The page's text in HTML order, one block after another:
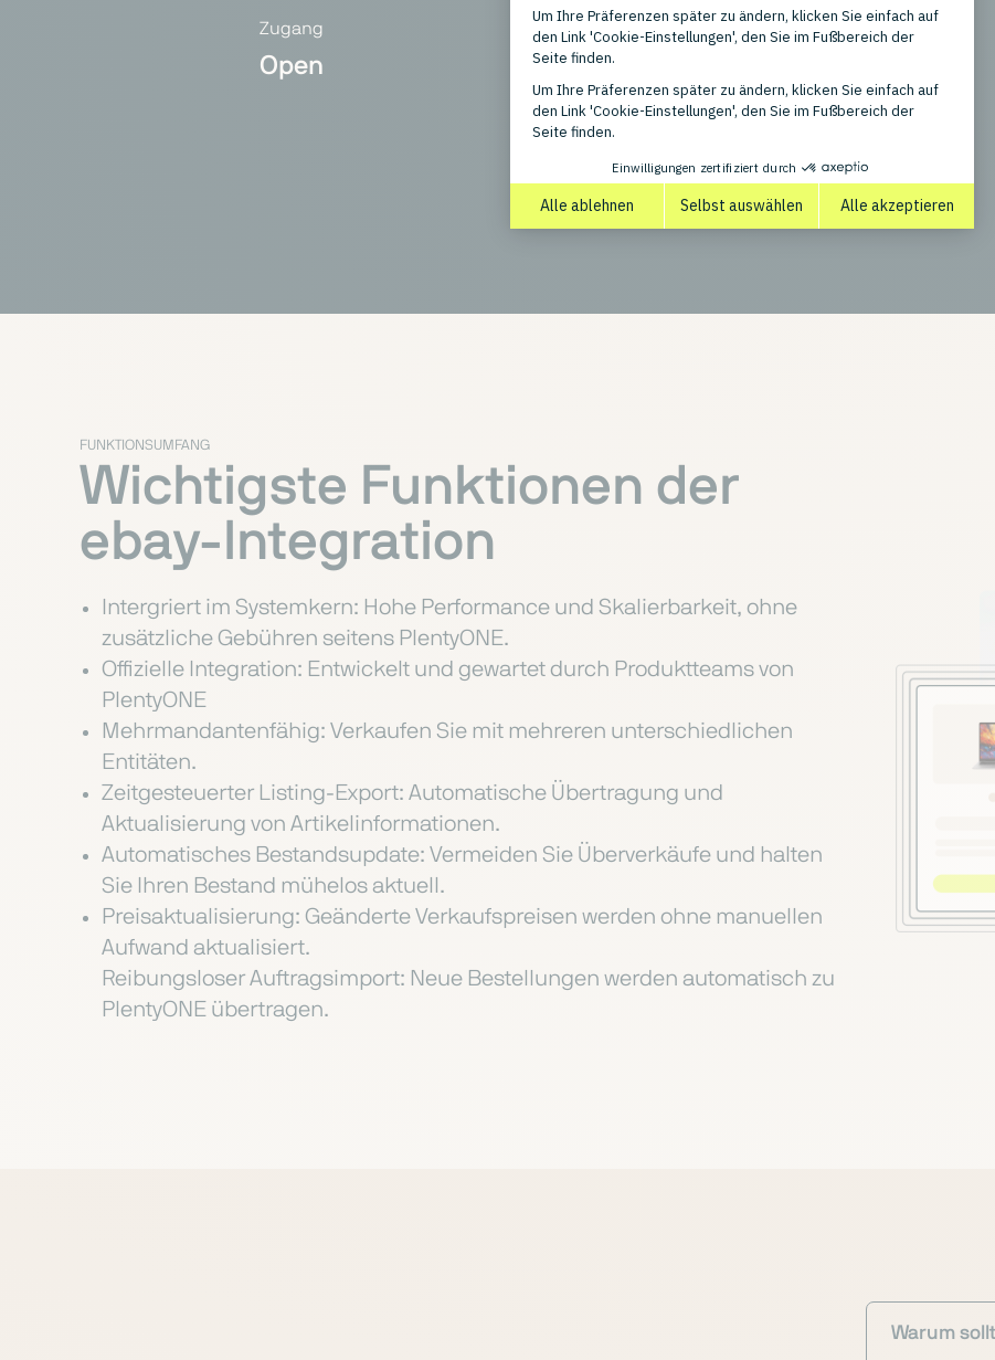
Zugang
Open
Produkttypen
New, Refurbished, Used / Pre-
owned
FUNKTIONSUMFANG
Wichtigste Funktionen der
ebay-Integration
Intergriert im Systemkern: Hohe Performance und Skalierbarkeit, ohne
zusätzliche Gebühren seitens PlentyONE.
Offizielle Integration: Entwickelt und gewartet durch Produktteams von
PlentyONE
Mehrmandantenfähig: Verkaufen Sie mit mehreren unterschiedlichen
Entitäten.
Zeitgesteuerter Listing-Export: Automatische Übertragung und
Aktualisierung von Artikelinformationen.
Automatisches Bestandsupdate: Vermeiden Sie Überverkäufe und halten
Sie Ihren Bestand mühelos aktuell.
Preisaktualisierung: Geänderte Verkaufspreisen werden ohne manuellen
Aufwand aktualisiert.
Reibungsloser Auftragsimport: Neue Bestellungen werden automatisch zu
PlentyONE übertragen.
Warum